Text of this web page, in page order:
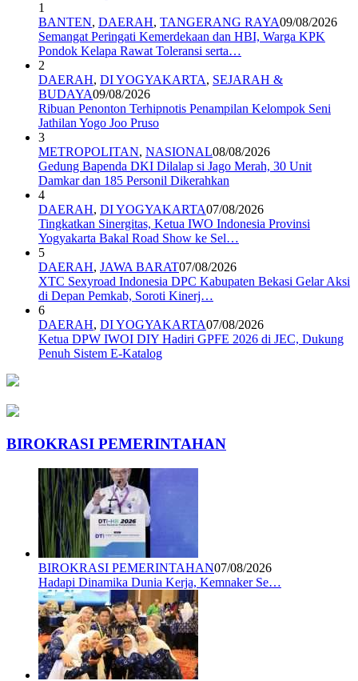
1
BANTEN, DAERAH, TANGERANG RAYA09/08/2026
Semangat Peringati Kemerdekaan dan HBI, Warga KPK
Pondok Kelapa Rawat Toleransi serta…
2
DAERAH, DI YOGYAKARTA, SEJARAH &
BUDAYA09/08/2026
Ribuan Penonton Terhipnotis Penampilan Kelompok Seni
Jathilan Yogo Joo Pruso
3
METROPOLITAN, NASIONAL08/08/2026
Gedung Bapenda DKI Dilalap si Jago Merah, 30 Unit
Damkar dan 185 Personil Dikerahkan
4
DAERAH, DI YOGYAKARTA07/08/2026
Tingkatkan Sinergitas, Ketua IWO Indonesia Provinsi
Yogyakarta Bakal Road Show ke Sel…
5
DAERAH, JAWA BARAT07/08/2026
XTC Sexyroad Indonesia DPC Kabupaten Bekasi Gelar Aksi
di Depan Pemkab, Soroti Kinerj…
6
DAERAH, DI YOGYAKARTA07/08/2026
Ketua DPW IWOI DIY Hadiri GPFE 2026 di JEC, Dukung
Penuh Sistem E-Katalog
BIROKRASI PEMERINTAHAN
BIROKRASI PEMERINTAHAN07/08/2026
Hadapi Dinamika Dunia Kerja, Kemnaker Se…